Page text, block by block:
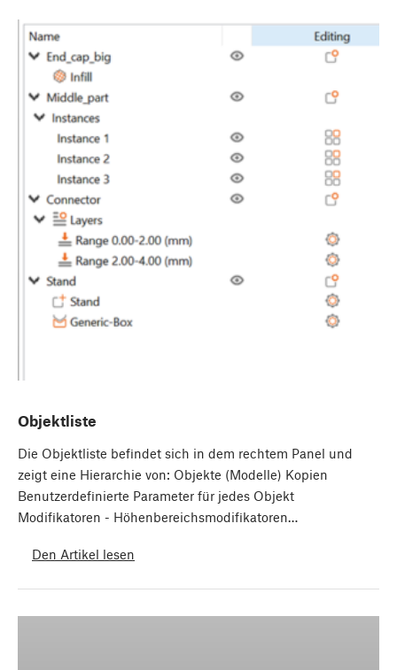
Objektliste
Die Objektliste befindet sich in dem rechtem Panel und
zeigt eine Hierarchie von: Objekte (Modelle) Kopien
Benutzerdefinierte Parameter für jedes Objekt
Modifikatoren - Höhenbereichsmodifikatoren…
Den Artikel lesen